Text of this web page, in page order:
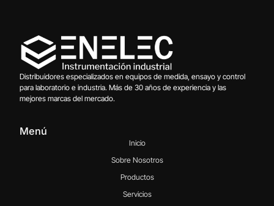
Distribuidores especializados en equipos de medida, ensayo y control
para laboratorio e industria. Más de 30 años de experiencia y las
mejores marcas del mercado.
Menú
Inicio
Sobre Nosotros
Productos
Servicios